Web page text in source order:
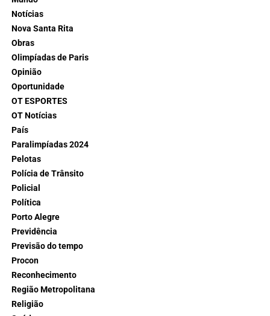
Notícias
Nova Santa Rita
Obras
Olimpíadas de Paris
Opinião
Oportunidade
OT ESPORTES
OT Notícias
País
Paralimpíadas 2024
Pelotas
Polícia de Trânsito
Policial
Política
Porto Alegre
Previdência
Previsão do tempo
Procon
Reconhecimento
Região Metropolitana
Religião